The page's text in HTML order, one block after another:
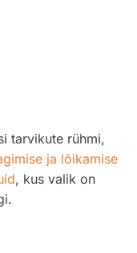
tarvikute rühmi,
ja lõikamise
, kus valik on